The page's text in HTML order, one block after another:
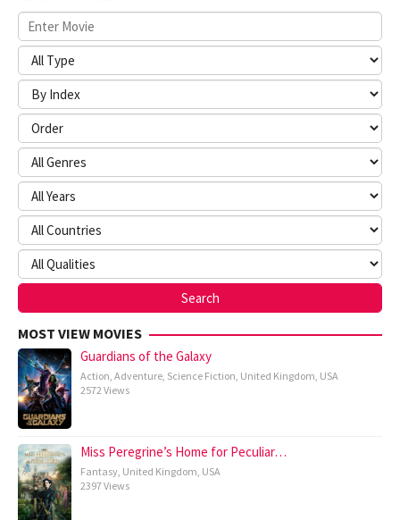
MOST VIEW MOVIES
Guardians of the Galaxy
Action, Adventure, Science Fiction, United Kingdom, USA
2572 Views
Miss Peregrine’s Home for Peculiar…
Fantasy, United Kingdom, USA
2397 Views